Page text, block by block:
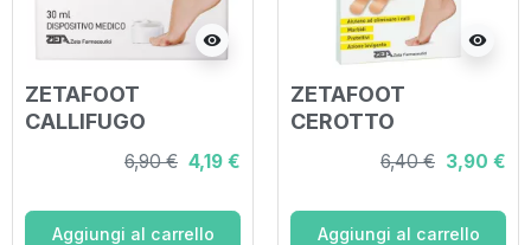
visibility
ZETAFOOT
CALLIFUGO
LUCERTOLA
POMATA 30 ML
6,90 € 4,19 €
Aggiungi al carrello
visibility
ZETAFOOT
CEROTTO
CALLIFUGO
DISCHETTO
6,40 € 3,90 €
Aggiungi al carrello